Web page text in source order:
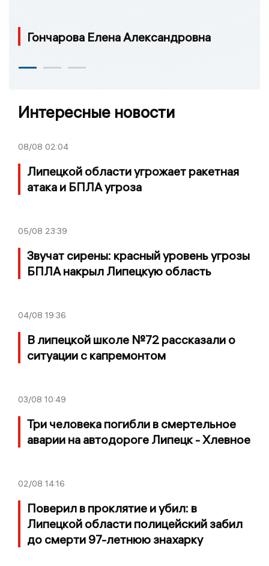
Гончарова Елена Александровна
Интересные новости
08/08 02:04
Липецкой области угрожает ракетная
атака и БПЛА угроза
05/08 23:39
Звучат сирены: красный уровень угрозы
БПЛА накрыл Липецкую область
04/08 19:36
В липецкой школе №72 рассказали о
ситуации с капремонтом
03/08 10:49
Три человека погибли в смертельное
аварии на автодороге Липецк - Хлевное
02/08 14:16
Поверил в проклятие и убил: в
Липецкой области полицейский забил
до смерти 97-летнюю знахарку